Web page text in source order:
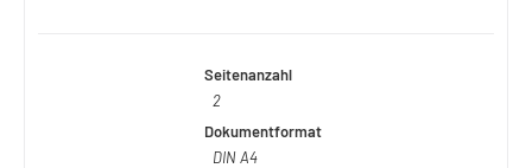
Seitenanzahl
2
Dokumentformat
DIN A4